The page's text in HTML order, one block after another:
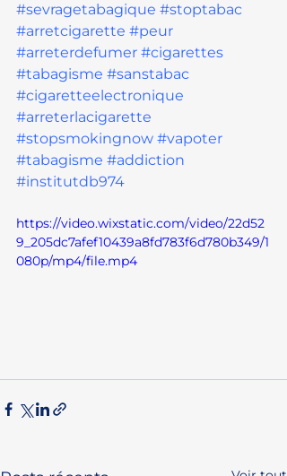
#sevragetabagique #stoptabac
#arretcigarette #peur
#arreterdefumer #cigarettes
#tabagisme #sanstabac
#cigaretteelectronique
#arreterlacigarette
#stopsmokingnow #vapoter
#tabagisme #addiction
#institutdb974
https://video.wixstatic.com/video/22d52
9_205dc7afef10439a8fd783f6d780b349/1
080p/mp4/file.mp4